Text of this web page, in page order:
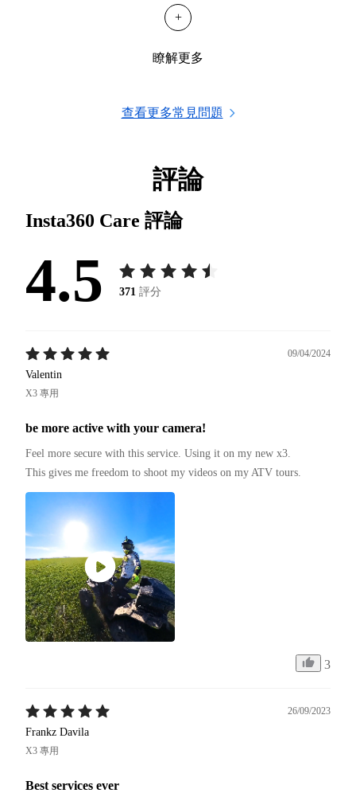
+
瞭解更多
查看更多常見問題
評論
Insta360 Care 評論
4.5 371 評分
09/04/2024
Valentin
X3 專用
be more active with your camera!
Feel more secure with this service. Using it on my new x3.
This gives me freedom to shoot my videos on my ATV tours.
3
26/09/2023
Frankz Davila
X3 專用
Best services ever